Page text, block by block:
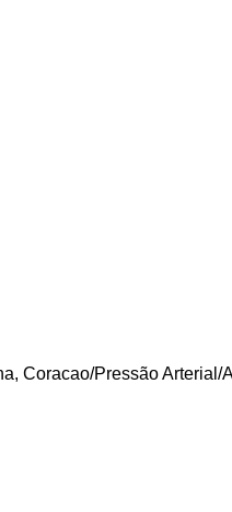
, Coracao/Pressão Arterial/